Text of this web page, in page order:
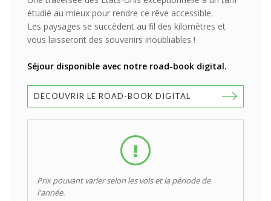
étudié au mieux pour rendre ce rêve accessible.
Les paysages se succèdent au fil des kilomètres et
vous laisseront des souvenirs inoubliables !
Séjour disponible avec notre road-book digital.
DÉCOUVRIR LE ROAD-BOOK DIGITAL
Prix pouvant varier selon les vols et la période de
l'année.